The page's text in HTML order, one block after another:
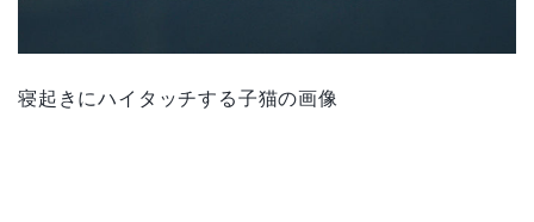
寝起きにハイタッチする子猫の画像